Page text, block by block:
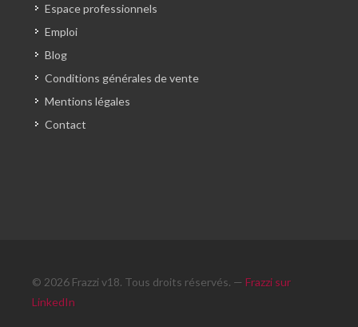
Espace professionnels
Emploi
Blog
Conditions générales de vente
Mentions légales
Contact
© 2026 Frazzi v18. Tous droits réservés. — Frazzi sur
LinkedIn